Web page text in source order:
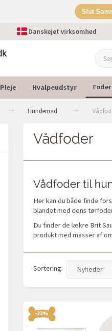
Slut
Danskejet virksomhed
Pleje Hvalpeudstyr
Hundemad
Vådfoder
Vådfoder til
Her kan du både finde
blandet med dens
Du finder de lækre Brit
produkt med masser af
Sortering:
-22%